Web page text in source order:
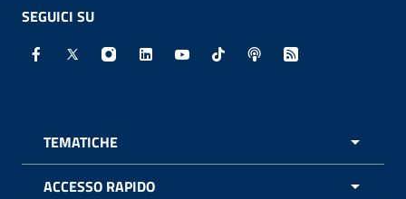
SEGUICI SU
Facebook - Sito esterno - Apertura in nuova finestra
X - Sito esterno - Apertura in nuova finestra
Instagram - Sito esterno - Apertura in
Linkedin - Sito esterno - Apertura in
Youtube - Sito esterno -
TikTok - Sito esterno -
Spreaker - Sito
Feed RSS -
TEMATICHE
ACCESSO RAPIDO